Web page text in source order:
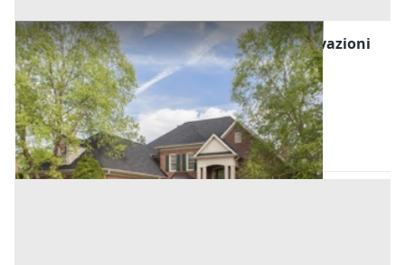
Asta Appartamento in palazzina a due elevazioni
Altofonte (Palermo)
Offerta minima
42.300 € 56.400 €
Codice asta:e21092eb
Asta chiusa